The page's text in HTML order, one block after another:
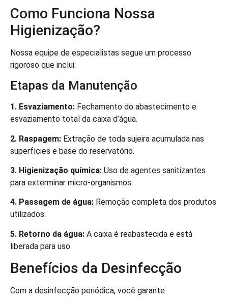
Como Funciona Nossa
Higienização?
Nossa equipe de especialistas segue um processo
rigoroso que inclui:
Etapas da Manutenção
1. Esvaziamento: Fechamento do abastecimento e
esvaziamento total da caixa d’água.
2. Raspagem: Extração de toda sujeira acumulada nas
superfícies e base do reservatório.
3. Higienização química: Uso de agentes sanitizantes
para exterminar micro-organismos.
4. Passagem de água: Remoção completa dos produtos
utilizados.
5. Retorno da água: A caixa é reabastecida e está
liberada para uso.
Benefícios da Desinfecção
Com a desinfecção periódica, você garante: